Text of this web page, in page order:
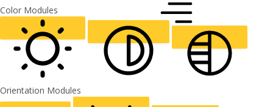
ALIGN TEXT
FONT WEIGHT
Color Modules
LIGHT CONTRAST HIGH CONTRAST
Orientation Modules